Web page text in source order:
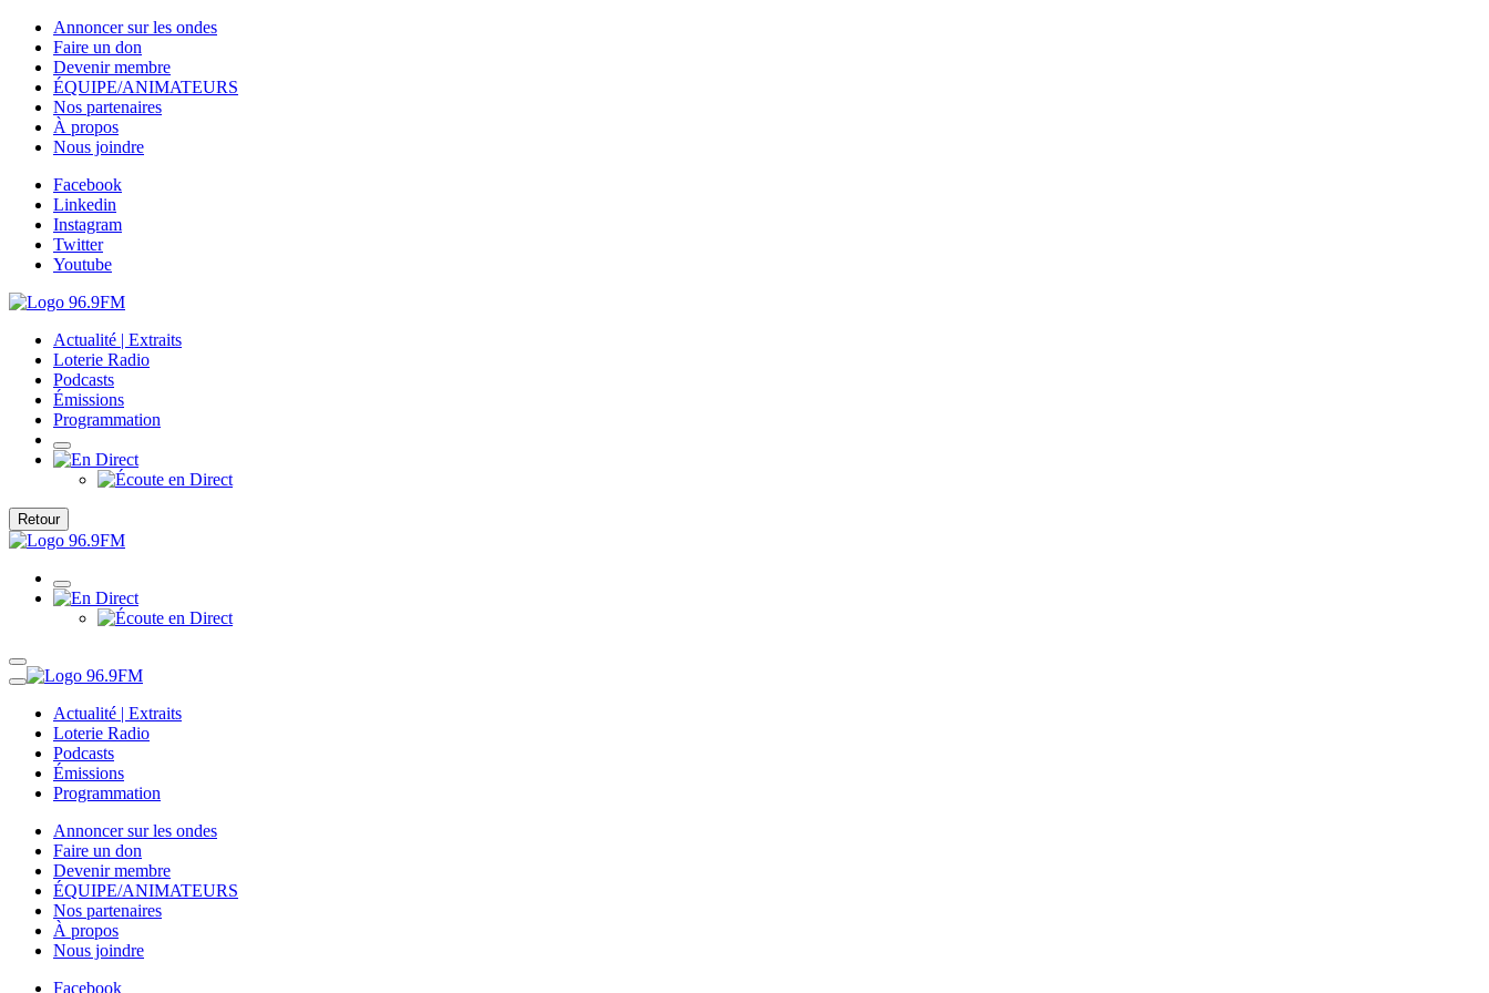
Annoncer sur les ondes
Faire un don
Devenir membre
ÉQUIPE/ANIMATEURS
Nos partenaires
À propos
Nous joindre
Facebook
Linkedin
Instagram
Twitter
Youtube
Actualité | Extraits
Loterie Radio
Podcasts
Émissions
Programmation
Retour
Actualité | Extraits
Loterie Radio
Podcasts
Émissions
Programmation
Annoncer sur les ondes
Faire un don
Devenir membre
ÉQUIPE/ANIMATEURS
Nos partenaires
À propos
Nous joindre
Facebook